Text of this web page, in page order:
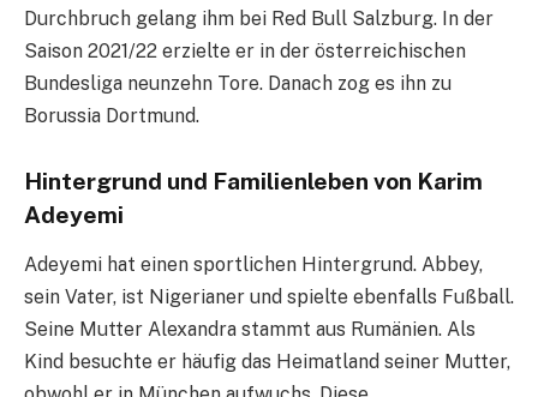
Durchbruch gelang ihm bei Red Bull Salzburg. In der
Saison 2021/22 erzielte er in der österreichischen
Bundesliga neunzehn Tore. Danach zog es ihn zu
Borussia Dortmund.
Hintergrund und Familienleben von Karim
Adeyemi
Adeyemi hat einen sportlichen Hintergrund. Abbey,
sein Vater, ist Nigerianer und spielte ebenfalls Fußball.
Seine Mutter Alexandra stammt aus Rumänien. Als
Kind besuchte er häufig das Heimatland seiner Mutter,